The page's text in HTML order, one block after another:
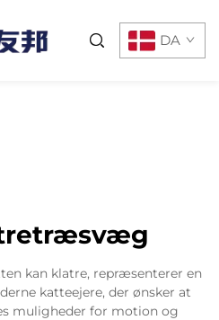
DA
kan klatre, repræsenterer en
katteejere, der ønsker at
muligheder for motion og